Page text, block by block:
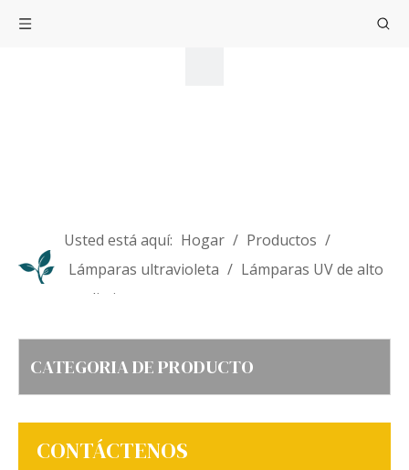
Usted está aquí: Hogar / Productos /
Lámparas ultravioleta / Lámparas UV de alto
rendimiento
CATEGORIA DE PRODUCTO
CONTÁCTENOS